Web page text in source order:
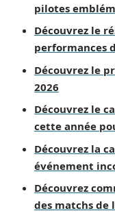
pilotes
Découvrez le
performances
Découvrez le
2026
Découvrez le
cette année
Découvrez la
événement
Découvrez
des matchs de